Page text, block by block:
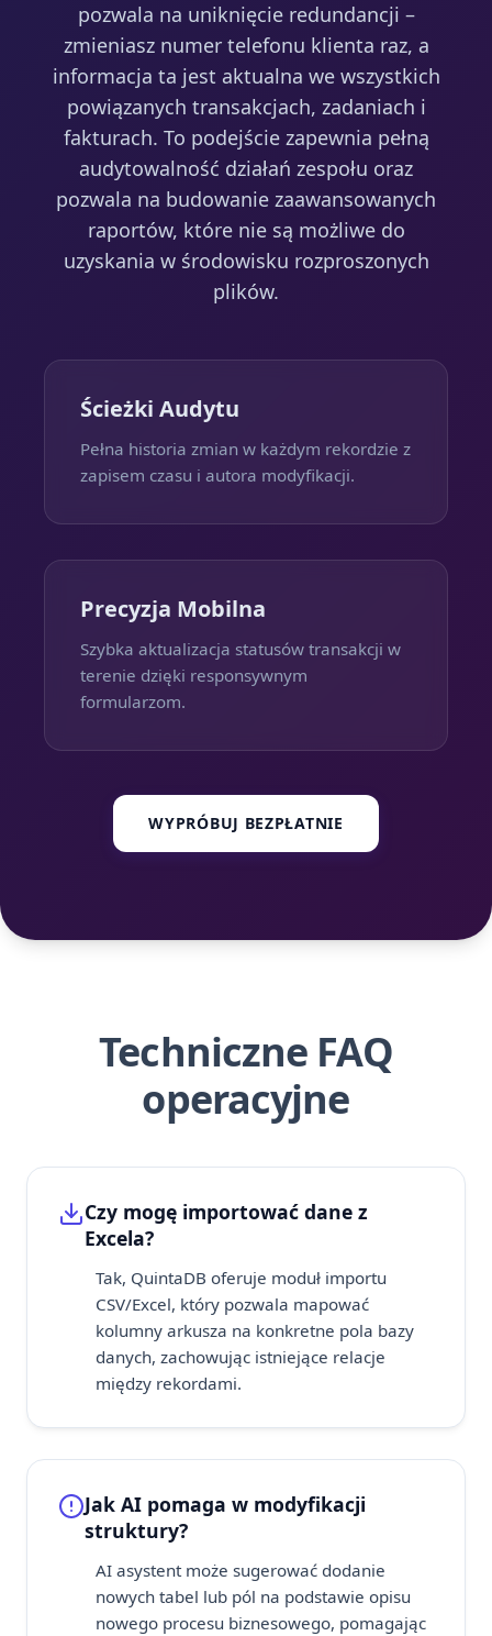
pozwala na uniknięcie redundancji –
zmieniasz numer telefonu klienta raz, a
informacja ta jest aktualna we wszystkich
powiązanych transakcjach, zadaniach i
fakturach. To podejście zapewnia pełną
audytowalność działań zespołu oraz
pozwala na budowanie zaawansowanych
raportów, które nie są możliwe do
uzyskania w środowisku rozproszonych
plików.
Ścieżki Audytu
Pełna historia zmian w każdym rekordzie z
zapisem czasu i autora modyfikacji.
Precyzja Mobilna
Szybka aktualizacja statusów transakcji w
terenie dzięki responsywnym
formularzom.
WYPRÓBUJ BEZPŁATNIE
Techniczne FAQ
operacyjne
Czy mogę importować dane z
Excela?
Tak, QuintaDB oferuje moduł importu
CSV/Excel, który pozwala mapować
kolumny arkusza na konkretne pola bazy
danych, zachowując istniejące relacje
między rekordami.
Jak AI pomaga w modyfikacji
struktury?
AI asystent może sugerować dodanie
nowych tabel lub pól na podstawie opisu
nowego procesu biznesowego, pomagając